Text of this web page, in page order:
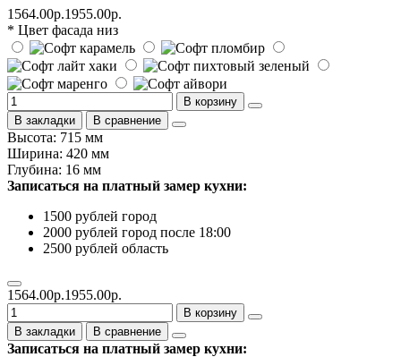
1564.00р.1955.00р.
* Цвет фасада низ
В корзину
В закладки
В сравнение
Высота: 715 мм
Ширина: 420 мм
Глубина: 16 мм
Записаться на платный замер кухни:
1500 рублей город
2000 рублей город после 18:00
2500 рублей область
1564.00р.1955.00р.
В корзину
В закладки
В сравнение
Записаться на платный замер кухни: